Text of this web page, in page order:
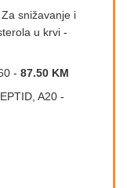
snižavanje i
u krvi -
- 87.50 KM
A20 -